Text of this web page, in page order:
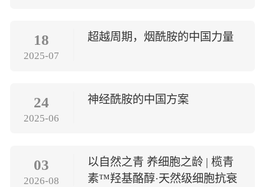
18
2025-07
超越周期，烟酰胺的中国力量
24
2025-06
神经酰胺的中国方案
03
2026-08
以自然之青 养细胞之龄 | 榄青
素™羟基酪醇·天然级细胞抗衰